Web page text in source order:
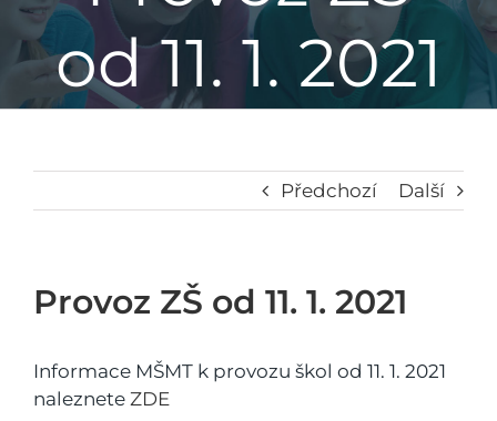
Základní škola
Mateřská škola
Napsali o nás
od 11. 1. 2021
Předchozí Další
Provoz ZŠ od 11. 1. 2021
Informace MŠMT k provozu škol od 11. 1. 2021
naleznete ZDE